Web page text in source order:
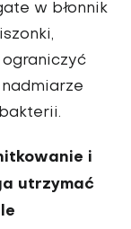
w błonnik
ograniczyć
i
utrzymać